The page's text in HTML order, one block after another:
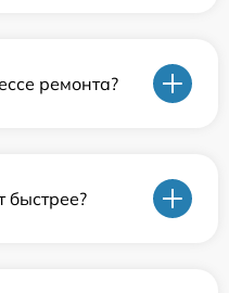
ремонта?
быстрее?